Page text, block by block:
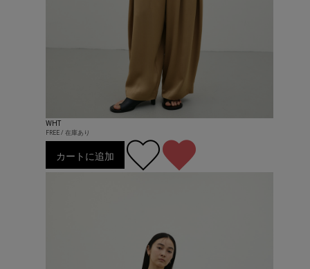
WHT
FREE / 在庫あり
カートに追加